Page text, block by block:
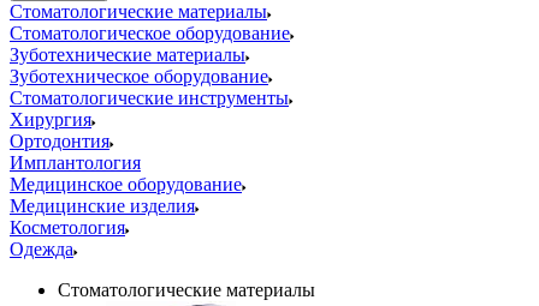
Стоматологические материалы
Стоматологическое оборудование
Зуботехнические материалы
Зуботехническое оборудование
Стоматологические инструменты
Хирургия
Ортодонтия
Имплантология
Медицинское оборудование
Медицинские изделия
Косметология
Одежда
Стоматологические материалы